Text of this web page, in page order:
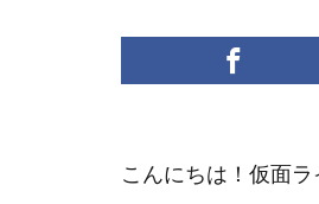
こんにちは！仮面